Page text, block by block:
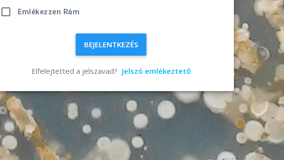
Emlékezzen Rám
BEJELENTKEZÉS
Elfelejtetted a jelszavad? Jelszó emlékeztető